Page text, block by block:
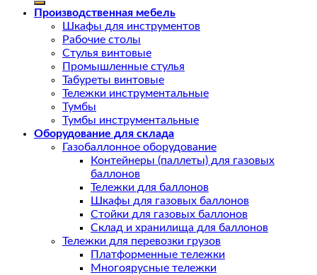
Производственная мебель
Шкафы для инструментов
Рабочие столы
Стулья винтовые
Промышленные стулья
Табуреты винтовые
Тележки инструментальные
Тумбы
Тумбы инструментальные
Оборудование для склада
Газобаллонное оборудование
Контейнеры (паллеты) для газовых
баллонов
Тележки для баллонов
Шкафы для газовых баллонов
Стойки для газовых баллонов
Склад и хранилища для баллонов
Тележки для перевозки грузов
Платформенные тележки
Многоярусные тележки